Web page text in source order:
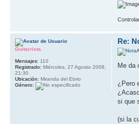
Re:
Me da
¿Pero
si que
(si la
Guitarrista
Mensajes: 110
Registrado: Miércoles, 27 Agosto 2008,
21:30
Ubicación: Miranda del Ebrio
Género: